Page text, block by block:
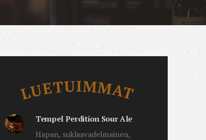
LUETUIMMAT
Tempel Perdition Sour Ale
Hapan, suklaavadelmainen,